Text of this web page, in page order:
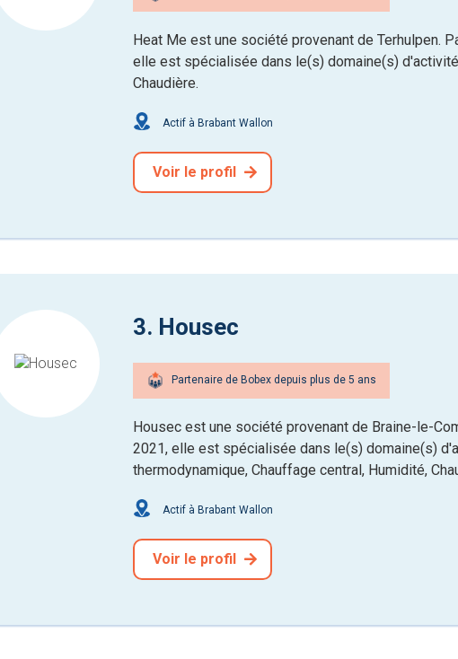
Heat Me est une société provenant de Terhulpen.
elle est spécialisée dans le(s) domaine(s)
Chaudière.
Actif à Brabant Wallon
Voir le profil
3. Housec
Partenaire de Bobex depuis plus de 5 ans
Housec est une société provenant de Braine-le-
2021, elle est spécialisée dans le(s) domaine(s)
thermodynamique, Chauffage central, Humidité,
Actif à Brabant Wallon
Voir le profil